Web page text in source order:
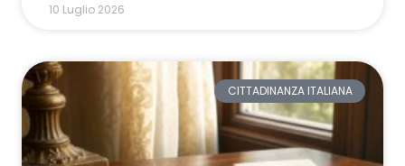
10 Luglio 2026
CITTADINANZA ITALIANA